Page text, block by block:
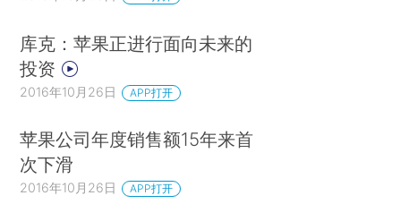
库克：苹果正进行面向未来的
投资
2016年10月26日 APP打开
苹果公司年度销售额15年来首
次下滑
2016年10月26日 APP打开